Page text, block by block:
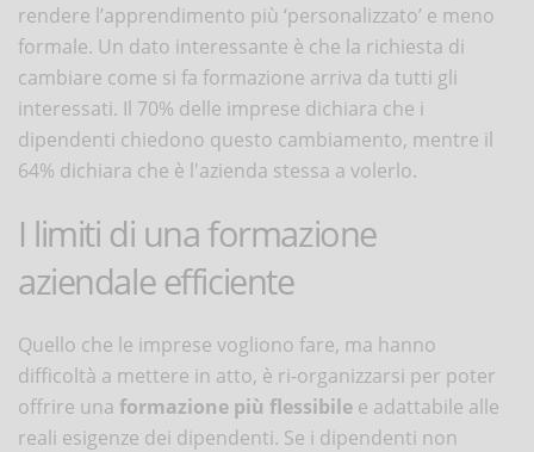
rendere l’apprendimento più ‘personalizzato’ e meno
formale. Un dato interessante è che la richiesta di
cambiare come si fa formazione arriva da tutti gli
interessati. Il 70% delle imprese dichiara che i
dipendenti chiedono questo cambiamento, mentre il
64% dichiara che è l'azienda stessa a volerlo.
I limiti di una formazione
aziendale efficiente
Quello che le imprese vogliono fare, ma hanno
difficoltà a mettere in atto, è ri-organizzarsi per poter
offrire una formazione più flessibile e adattabile alle
reali esigenze dei dipendenti. Se i dipendenti non